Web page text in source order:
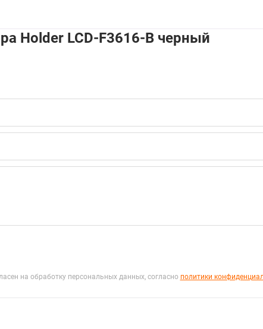
Holder LCD-F3616-B черный
на обработку персональных данных, согласно политики